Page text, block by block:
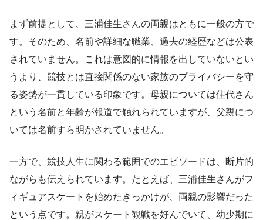
まず前提として、三浦佳生さんの両親はともに一般の方で
す。そのため、名前や詳細な職業、過去の経歴などは公表
されていません。これは意図的に情報を出していないとい
うより、競技とは直接関係のない家族のプライバシーを守
る姿勢が一貫している印象です。母親については佳代さん
という名前と年齢が報道で触れられていますが、父親につ
いては名前すら明かされていません。
一方で、競技人生に関わる範囲でのエピソードは、断片的
ながらも伝えられています。たとえば、三浦佳生さんがフ
ィギュアスケートを始めたきっかけが、両親の影響だった
という点です。親がスケート観戦を好んでいて、幼少期に